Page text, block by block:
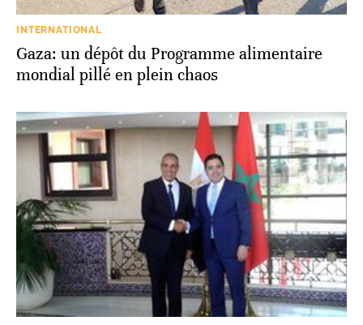
INTERNATIONAL
Gaza: un dépôt du Programme alimentaire
mondial pillé en plein chaos